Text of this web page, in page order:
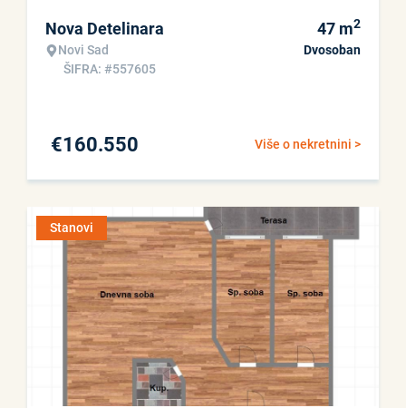
Nova Detelinara
Novi Sad
ŠIFRA: #557605
47 m2
Dvosoban
Više o nekretnini >
€160.550
Stanovi